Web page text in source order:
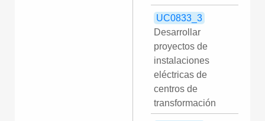
UC0833_3
Desarrollar
proyectos de
instalaciones
eléctricas de
centros de
transformación